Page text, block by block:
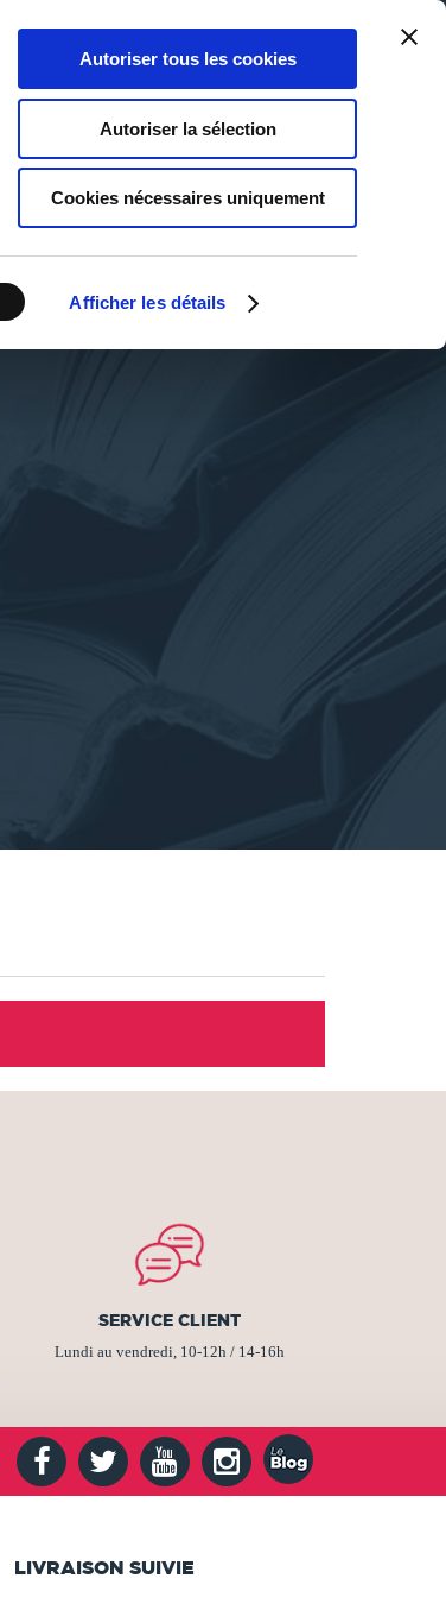
Afficher les détails
Autoriser tous les cookies
Autoriser la sélection
Cookies nécessaires uniquement
0
Panier
0
Ma liste
Connexion
SERVICE CLIENT
Lundi au vendredi, 10-12h / 14-16h
LIVRAISON SUIVIE